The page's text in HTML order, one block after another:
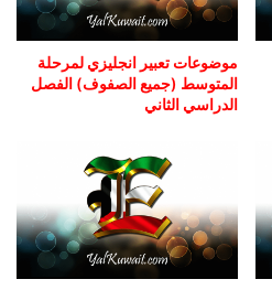
موضوعات تعبير انجليزي لمرحلة
المتوسط (جميع الصفوف) الفصل
الدراسي الثاني